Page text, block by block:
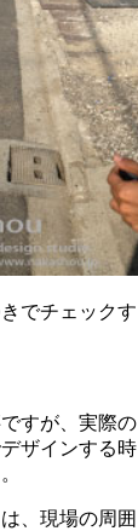
でチェックす
すが、実際の
ザインする時
、現場の周囲